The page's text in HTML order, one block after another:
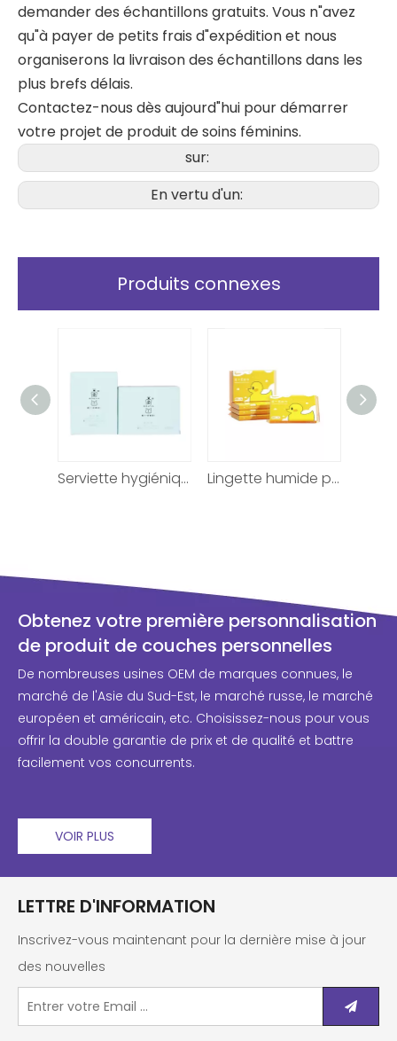
demander des échantillons gratuits. Vous n"avez
qu"à payer de petits frais d"expédition et nous
organiserons la livraison des échantillons dans les
plus brefs délais.
Contactez-nous dès aujourd"hui pour démarrer
votre projet de produit de soins féminins.
sur:
En vertu d'un:
Produits connexes
Serviette hygiénique menstruelle pour fille Lingette humide pour bébé certifiée en coton pour le nettoyage
Obtenez votre première personnalisation
de produit de couches personnelles
De nombreuses usines OEM de marques connues, le
marché de l'Asie du Sud-Est, le marché russe, le marché
européen et américain, etc. Choisissez-nous pour vous
offrir la double garantie de prix et de qualité et battre
facilement vos concurrents.
VOIR PLUS
LETTRE D'INFORMATION
Inscrivez-vous maintenant pour la dernière mise à jour
des nouvelles